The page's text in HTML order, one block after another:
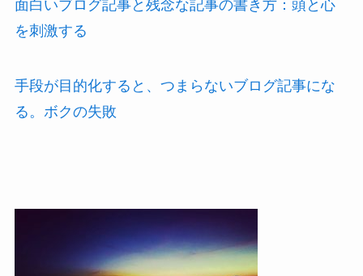
面白いブログ記事と残念な記事の書き方：頭と心
を刺激する
手段が目的化すると、つまらないブログ記事にな
る。ボクの失敗